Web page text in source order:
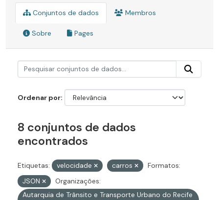
Conjuntos de dados Membros
Sobre Pages
Ordenar por
8 conjuntos de dados
encontrados
Etiquetas: velocidade carros
Formatos:
JSON
Organizações:
Autarquia de Trânsito e Transporte Urbano do Recife